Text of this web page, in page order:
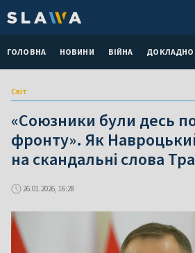
ГОЛОВНА НОВИНИ ВІЙНА ДОКЛАДНО
Світ
«Союзники були десь
фронту». Як
на скандальні слова
26.01.2026, 16:28